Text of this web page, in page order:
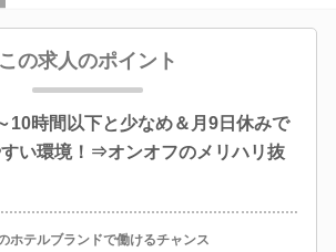
この求人のポイント
10時間以下と少なめ＆月9日休みで
い環境！⇒オンオフのメリハリ抜
ホテルブランドで働けるチャンス